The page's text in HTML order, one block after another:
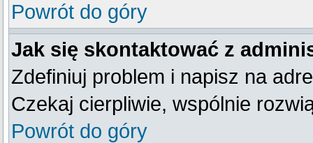
Powrót do góry
Jak się skontaktować z
Zdefiniuj problem i napisz na
Czekaj cierpliwie, wspólnie
Powrót do góry